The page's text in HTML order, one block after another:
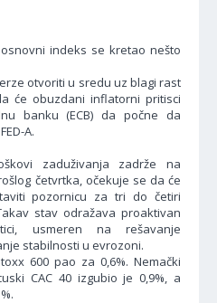
indeks se kretao nešto
otvoriti u sredu uz blagi rast
će obuzdani inflatorni pritisci
banku (ECB) da počne da
A.
zaduživanja zadrže na
četvrtka, očekuje se da će
pozornicu za tri do četiri
stav odražava proaktivan
usmeren na rešavanje
stabilnosti u evrozoni.
600 pao za 0,6%. Nemački
CAC 40 izgubio je 0,9%, a